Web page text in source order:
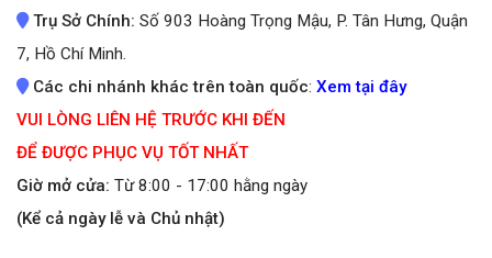
Trụ Sở Chính: Số 903 Hoàng Trọng Mậu, P. Tân Hưng, Quận
7, Hồ Chí Minh.
Các chi nhánh khác trên toàn quốc: Xem tại đây
VUI LÒNG LIÊN HỆ TRƯỚC KHI ĐẾN
ĐỂ ĐƯỢC PHỤC VỤ TỐT NHẤT
Giờ mở cửa: Từ 8:00 - 17:00 hằng ngày
(Kể cả ngày lễ và Chủ nhật)